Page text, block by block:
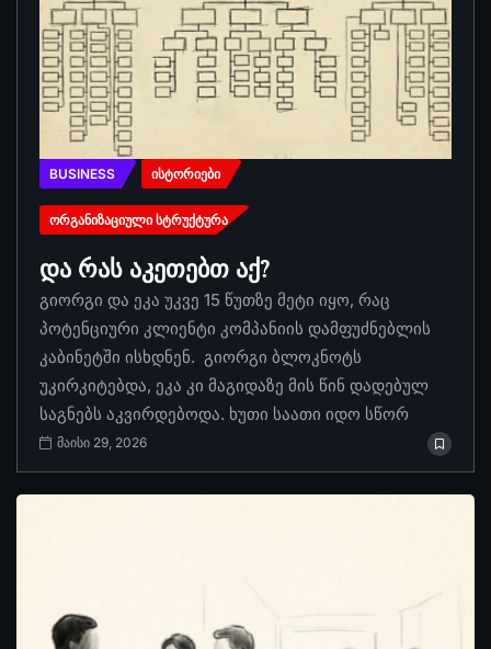
BUSINESS ᲘᲡᲢᲝᲠᲘᲔᲑᲘ
ᲝᲠᲒᲐᲜᲘᲖᲐᲪᲘᲣᲚᲘ ᲡᲢᲠᲣᲥᲢᲣᲠᲐ
და რას აკეთებთ აქ?
გიორგი და ეკა უკვე 15 წუთზე მეტი იყო, რაც
პოტენციური კლიენტი კომპანიის დამფუძნებლის
კაბინეტში ისხდნენ. გიორგი ბლოკნოტს
უკირკიტებდა, ეკა კი მაგიდაზე მის წინ დადებულ
საგნებს აკვირდებოდა. ხუთი საათი იდო სწორ
მაისი 29, 2026